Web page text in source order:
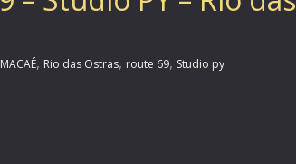
MACAÉ, Rio das Ostras, route 69, Studio py